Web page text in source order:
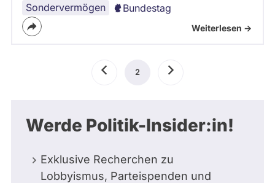
Sondervermögen Bundestag
Weiterlesen ->
Seitennummerierung
VorherigeAktuelle
2 Nächste
Werde Politik-Insider:in!
Exklusive Recherchen zu
Lobbyismus, Parteispenden und